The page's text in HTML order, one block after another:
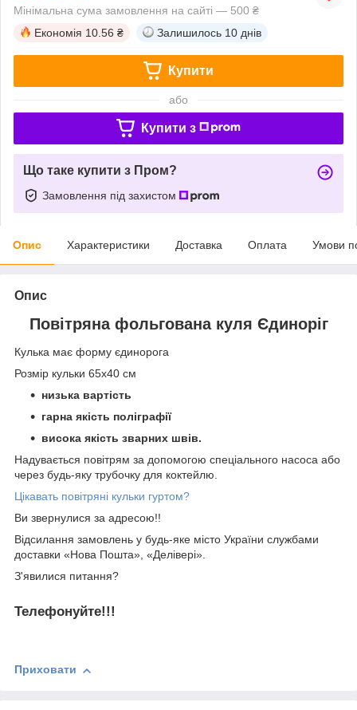
Мінімальна сума замовлення на сайті — 500 ₴
Економія 10.56 ₴ Залишилось 10 днів
Купити
або
Купити з
Що таке купити з Пром?
Замовлення під захистом
Опис Характеристики Доставка Оплата Умови
Опис
Повітряна фольгована куля Єдиноріг
Кулька має форму єдинорога
Розмір кульки 65х40 см
низька вартість
гарна якість поліграфії
висока якість зварних швів.
Надувається повітрям за допомогою спеціального насоса або
через будь-яку трубочку для коктейлю.
Цікавать повітряні кульки гуртом?
Ви звернулися за адресою!!
Відсилання замовлень у будь-яке місто України службами
доставки «Нова Пошта», «Делівері».
З'явилися питання?
Телефонуйте!!!
Приховати